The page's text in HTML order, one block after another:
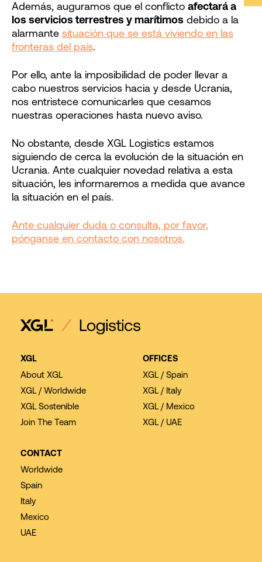
Además, auguramos que el conflicto afectará a
los servicios terrestres y marítimos debido a la
alarmante situación que se está viviendo en las
fronteras del país.
Por ello, ante la imposibilidad de poder llevar a
cabo nuestros servicios hacia y desde Ucrania,
nos entristece comunicarles que cesamos
nuestras operaciones hasta nuevo aviso.
No obstante, desde XGL Logistics estamos
siguiendo de cerca la evolución de la situación en
Ucrania. Ante cualquier novedad relativa a esta
situación, les informaremos a medida que avance
la situación en el país.
Ante cualquier duda o consulta, por favor,
pónganse en contacto con nosotros.
XGL
About XGL
XGL / Worldwide
XGL Sostenible
Join The Team
OFFICES
XGL / Spain
XGL / Italy
XGL / Mexico
XGL / UAE
CONTACT
Worldwide
Spain
Italy
Mexico
UAE